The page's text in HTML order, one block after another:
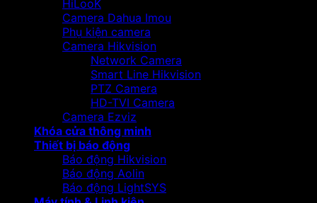
HiLooK
Camera Dahua Imou
Phụ kiện camera
Camera Hikvision
Network Camera
Smart Line Hikvision
PTZ Camera
HD-TVI Camera
Camera Ezviz
Khóa cửa thông minh
Thiết bị báo động
Báo động Hikvision
Báo động Aolin
Báo động LightSYS